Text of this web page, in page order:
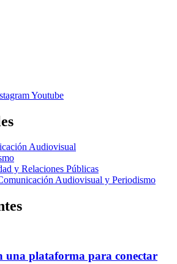
Youtube
Audiovisual
y Relaciones Públicas
Audiovisual y Periodismo
una plataforma para conectar